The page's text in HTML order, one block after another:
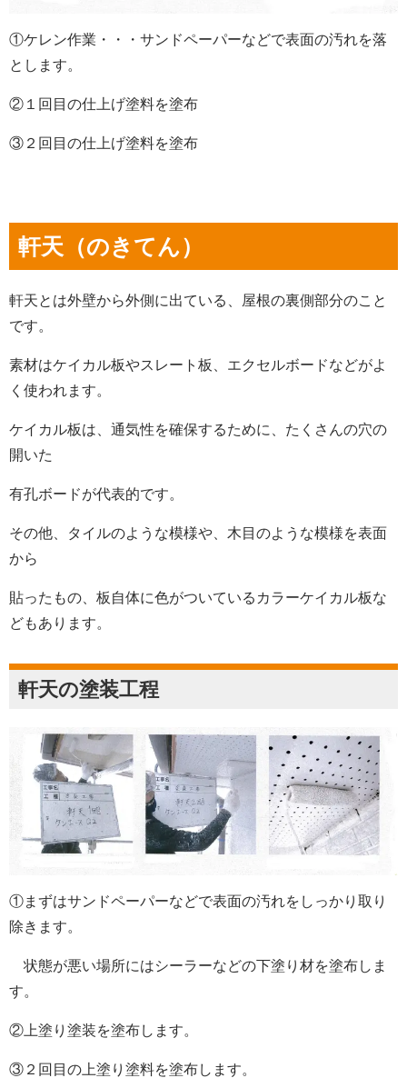
①ケレン作業・・・サンドペーパーなどで表面の汚れを落
とします。
②１回目の仕上げ塗料を塗布
③２回目の仕上げ塗料を塗布
軒天（のきてん）
軒天とは外壁から外側に出ている、屋根の裏側部分のこと
です。
素材はケイカル板やスレート板、エクセルボードなどがよ
く使われます。
ケイカル板は、通気性を確保するために、たくさんの穴の
開いた
有孔ボードが代表的です。
その他、タイルのような模様や、木目のような模様を表面
から
貼ったもの、板自体に色がついているカラーケイカル板な
どもあります。
軒天の塗装工程
①まずはサンドペーパーなどで表面の汚れをしっかり取り
除きます。
状態が悪い場所にはシーラーなどの下塗り材を塗布しま
す。
②上塗り塗装を塗布します。
③２回目の上塗り塗料を塗布します。